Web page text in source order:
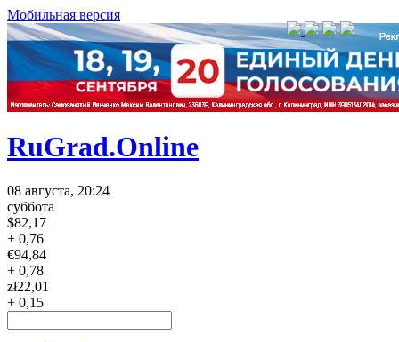
Мобильная версия
RuGrad.Online
08 августа, 20:24
суббота
$82,17
+ 0,76
€94,84
+ 0,78
zł22,01
+ 0,15